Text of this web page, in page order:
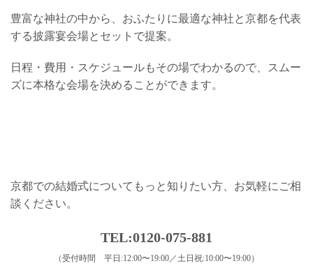
豊富な神社の中から、おふたりに最適な神社と京都を代表
する披露宴会場とセットで提案。
日程・費用・スケジュールもその場でわかるので、スムー
ズに本格な会場を決めることができます。
京都での結婚式についてもっと知りたい方、お気軽にご相
談ください。
TEL:0120-075-881
（受付時間 平日:12:00〜19:00／土日祝:10:00〜19:00）